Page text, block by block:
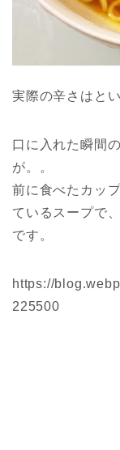
実際の辛さはと
口に入れた瞬間
が。。
前に食べたカッ
ているスープで
です。
https://
225500